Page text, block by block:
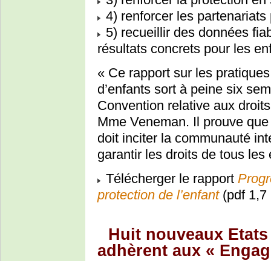
4) renforcer les partenariats
5) recueillir des données
résultats concrets pour les
« Ce rapport sur les
d’enfants sort à peine six
Convention relative aux
Mme Veneman. Il prouve
doit inciter la communauté
garantir les droits de tous les
Télécherger le rapport
protection de l’enfant(pdf 1,7
Huit nouveaux Etats
adhèrent aux «